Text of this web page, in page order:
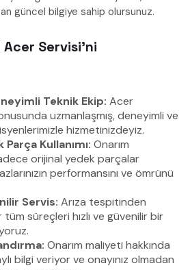
güncel bilgiye sahip olursunuz.
Acer Servisi’ni
Teknik Ekip: Acer
uzmanlaşmış, deneyimli ve
hizmetinizdeyiz.
Kullanımı: Onarım
orijinal yedek parçalar
performansını ve ömrünü
Servis: Arıza tespitinden
tüm süreçleri hızlı ve güvenilir bir
Onarım maliyeti hakkında
bilgi veriyor ve onayınız olmadan